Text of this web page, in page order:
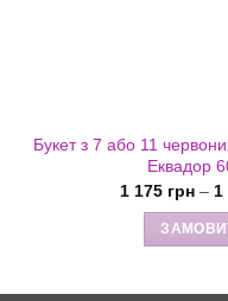
Букет з 7 або 11
Еквадор
1 175 грн – 1